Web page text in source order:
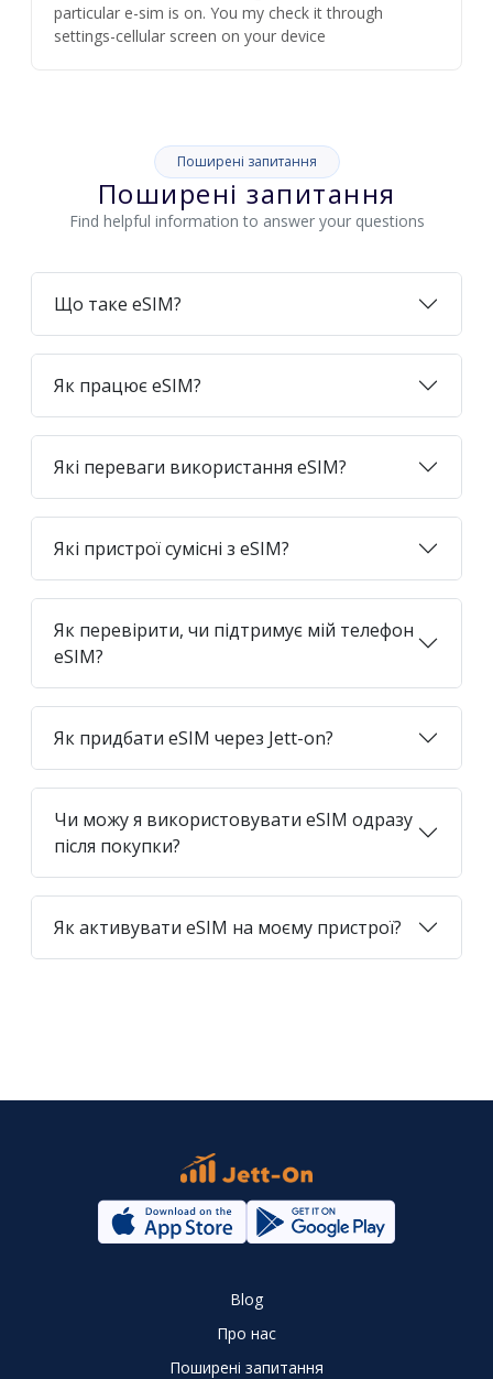
particular e-sim is on. You my check it through
settings-cellular screen on your device
Поширені запитання
Поширені запитання
Find helpful information to answer your questions
Що таке eSIM?
Як працює eSIM?
Які переваги використання eSIM?
Які пристрої сумісні з eSIM?
Як перевірити, чи підтримує мій телефон
eSIM?
Як придбати eSIM через Jett-on?
Чи можу я використовувати eSIM одразу
після покупки?
Як активувати eSIM на моєму пристрої?
Blog
Про нас
Поширені запитання